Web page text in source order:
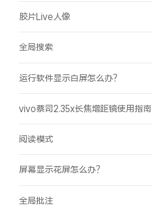
胶片Live人像
全局搜索
运行软件显示白屏怎么办？
vivo蔡司2.35x长焦增距镜使用指南
阅读模式
屏幕显示花屏怎么办？
全局批注